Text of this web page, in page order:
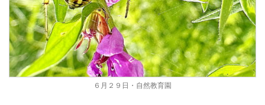
６月２９日・自然教育園